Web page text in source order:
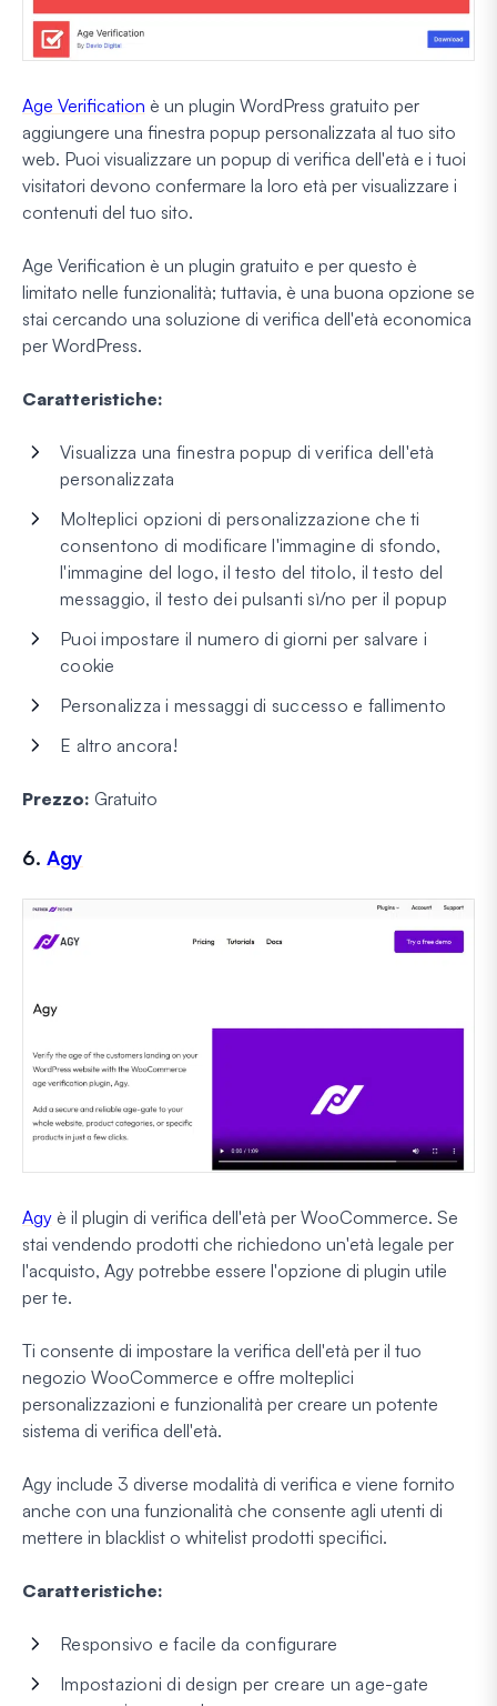
Age Verification è un plugin WordPress gratuito per
aggiungere una finestra popup personalizzata al tuo sito
web. Puoi visualizzare un popup di verifica dell'età e i tuoi
visitatori devono confermare la loro età per visualizzare i
contenuti del tuo sito.
Age Verification è un plugin gratuito e per questo è
limitato nelle funzionalità; tuttavia, è una buona opzione se
stai cercando una soluzione di verifica dell'età economica
per WordPress.
Caratteristiche:
Visualizza una finestra popup di verifica dell'età
personalizzata
Molteplici opzioni di personalizzazione che ti
consentono di modificare l'immagine di sfondo,
l'immagine del logo, il testo del titolo, il testo del
messaggio, il testo dei pulsanti sì/no per il popup
Puoi impostare il numero di giorni per salvare i
cookie
Personalizza i messaggi di successo e fallimento
E altro ancora!
Prezzo: Gratuito
6. Agy
Agy è il plugin di verifica dell'età per WooCommerce. Se
stai vendendo prodotti che richiedono un'età legale per
l'acquisto, Agy potrebbe essere l'opzione di plugin utile
per te.
Ti consente di impostare la verifica dell'età per il tuo
negozio WooCommerce e offre molteplici
personalizzazioni e funzionalità per creare un potente
sistema di verifica dell'età.
Agy include 3 diverse modalità di verifica e viene fornito
anche con una funzionalità che consente agli utenti di
mettere in blacklist o whitelist prodotti specifici.
Caratteristiche:
Responsivo e facile da configurare
Impostazioni di design per creare un age-gate